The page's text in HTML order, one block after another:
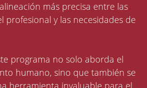
más precisa entre las
profesional y las necesidades de
programa no solo aborda el
humano, sino que también se